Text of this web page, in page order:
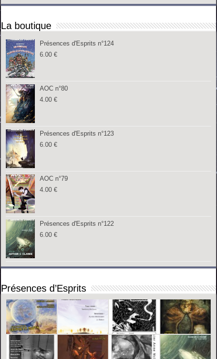
La boutique
Présences d'Esprits n°124
6.00€
AOC n°80
4.00€
Présences d'Esprits n°123
6.00€
AOC n°79
4.00€
Présences d'Esprits n°122
6.00€
Présences d’Esprits